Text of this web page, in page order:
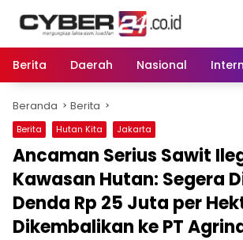
Berita
Daerah Nasional
Beranda Berita
Berita Hutan Kita Jakarta
Ancaman Serius Sawit
Kawasan Hutan: Segera
Denda Rp 25 Juta per
Dikembalikan ke PT